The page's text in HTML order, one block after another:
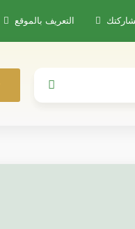
التعريف بالموقع